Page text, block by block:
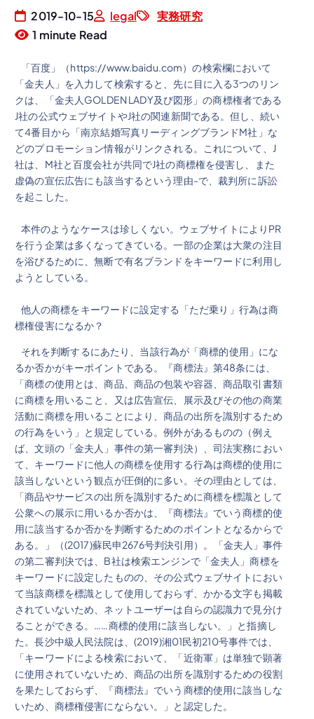
2019-10-15 legal
実務研究
1 minute Read
「百度」（https://www.baidu.com）の検索欄において
「金夫人」を入力して検索すると、先に目に入る3つのリン
クは、「金夫人GOLDEN LADY及び図形」の商標権者である
J社の公式ウェブサイトやJ社の関連新聞である。但し、続い
て4番目から「南京結婚写真リーディングブランドM社」な
どのプロモーション情報がリンクされる。これについて、J
社は、M社と百度会社が共同でJ社の商標権を侵害し、また
虚偽の宣伝広告にも該当するという理由-で、裁判所に訴訟
を起こした。
本件のようなケースは珍しくない。ウェブサイトによりPR
を行う企業は多くなってきている。一部の企業は大衆の注目
を浴びるために、無断で有名ブランドをキーワードに利用し
ようとしている。
他人の商標をキーワードに設定する「ただ乗り」行為は商
標権侵害になるか？
それを判断するにあたり、当該行為が「商標的使用」にな
るか否かがキーポイントである。『商標法』第48条には、
「商標の使用とは、商品、商品の包装や容器、商品取引書類
に商標を用いること、又は広告宣伝、展示及びその他の商業
活動に商標を用いることにより、商品の出所を識別するため
の行為をいう」と規定している。例外があるものの（例え
ば、文頭の「金夫人」事件の第一審判決）、司法実務におい
て、キーワードに他人の商標を使用する行為は商標的使用に
該当しないという観点が圧倒的に多い。その理由としては、
「商品やサービスの出所を識別するために商標を標識として
公衆への展示に用いるか否かは、『商標法』でいう商標的使
用に該当するか否かを判断するためのポイントとなるからで
ある。」（(2017)蘇民申2676号判決引用）。「金夫人」事件
の第二審判決では、B社は検索エンジンで「金夫人」商標を
キーワードに設定したものの、その公式ウェブサイトにおい
て当該商標を標識として使用しておらず、かかる文字も掲載
されていないため、ネットユーザーは自らの認識力で見分け
ることができる。……商標的使用に該当しない。」と指摘し
た。長沙中級人民法院は、(2019)湘01民初210号事件では、
「キーワードによる検索において、「近衛軍」は単独で顕著
に使用されていないため、商品の出所を識別するための役割
を果たしておらず、『商標法』でいう商標的使用に該当しな
いため、商標権侵害にならない。」と認定した。